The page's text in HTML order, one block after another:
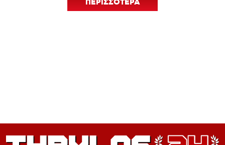
Euroleague Basketball+: Το ψηφιακό
ΠΕΡΙΣΣΟΤΕΡΑ